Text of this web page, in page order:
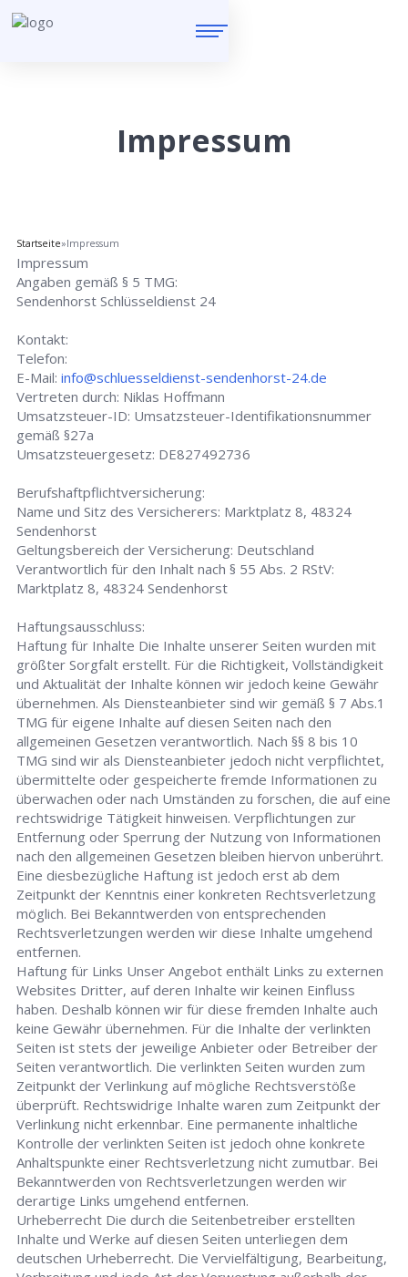
Impressum
Startseite»Impressum
Impressum
Angaben gemäß § 5 TMG:
Sendenhorst Schlüsseldienst 24
Kontakt:
Telefon:
E-Mail:info@schluesseldienst-sendenhorst-24.de
Vertreten durch: Niklas Hoffmann
Umsatzsteuer-ID: Umsatzsteuer-Identifikationsnummer
gemäß §27a
Umsatzsteuergesetz: DE827492736
Berufshaftpflichtversicherung:
Name und Sitz des Versicherers: Marktplatz 8, 48324
Sendenhorst
Geltungsbereich der Versicherung: Deutschland
Verantwortlich für den Inhalt nach § 55 Abs. 2 RStV:
Marktplatz 8, 48324 Sendenhorst
Haftungsausschluss:
Haftung für Inhalte Die Inhalte unserer Seiten wurden mit
größter Sorgfalt erstellt. Für die Richtigkeit, Vollständigkeit
und Aktualität der Inhalte können wir jedoch keine Gewähr
übernehmen. Als Diensteanbieter sind wir gemäß § 7 Abs.1
TMG für eigene Inhalte auf diesen Seiten nach den
allgemeinen Gesetzen verantwortlich. Nach §§ 8 bis 10
TMG sind wir als Diensteanbieter jedoch nicht verpflichtet,
übermittelte oder gespeicherte fremde Informationen zu
überwachen oder nach Umständen zu forschen, die auf eine
rechtswidrige Tätigkeit hinweisen. Verpflichtungen zur
Entfernung oder Sperrung der Nutzung von Informationen
nach den allgemeinen Gesetzen bleiben hiervon unberührt.
Eine diesbezügliche Haftung ist jedoch erst ab dem
Zeitpunkt der Kenntnis einer konkreten Rechtsverletzung
möglich. Bei Bekanntwerden von entsprechenden
Rechtsverletzungen werden wir diese Inhalte umgehend
entfernen.
Haftung für Links Unser Angebot enthält Links zu externen
Websites Dritter, auf deren Inhalte wir keinen Einfluss
haben. Deshalb können wir für diese fremden Inhalte auch
keine Gewähr übernehmen. Für die Inhalte der verlinkten
Seiten ist stets der jeweilige Anbieter oder Betreiber der
Seiten verantwortlich. Die verlinkten Seiten wurden zum
Zeitpunkt der Verlinkung auf mögliche Rechtsverstöße
überprüft. Rechtswidrige Inhalte waren zum Zeitpunkt der
Verlinkung nicht erkennbar. Eine permanente inhaltliche
Kontrolle der verlinkten Seiten ist jedoch ohne konkrete
Anhaltspunkte einer Rechtsverletzung nicht zumutbar. Bei
Bekanntwerden von Rechtsverletzungen werden wir
derartige Links umgehend entfernen.
Urheberrecht Die durch die Seitenbetreiber erstellten
Inhalte und Werke auf diesen Seiten unterliegen dem
deutschen Urheberrecht. Die Vervielfältigung, Bearbeitung,